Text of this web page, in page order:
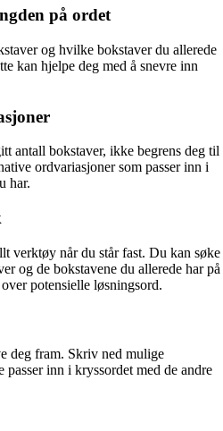
på ordet
og hvilke bokstaver du allerede
kan hjelpe deg med å snevre inn
antall bokstaver, ikke begrens deg til
ordvariasjoner som passer inn i
har.
verktøy når du står fast. Du kan søke
og de bokstavene du allerede har på
potensielle løsningsord.
deg fram. Skriv ned mulige
passer inn i kryssordet med de andre